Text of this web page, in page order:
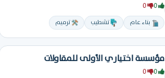
0
0
بناء عام تشطيب ترميم
مؤسسة اختياري الأولى للمقاولات
0
0